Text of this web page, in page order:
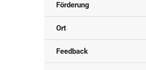
Förderung
Ort
Feedback